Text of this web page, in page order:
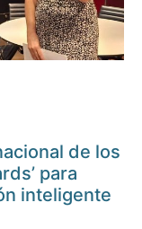
de los
para
inteligente